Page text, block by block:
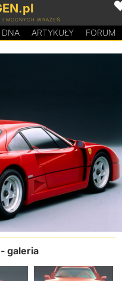
I MOCNYCH WRAŻEŃ
DNA ARTYKUŁY FORUM
- galeria